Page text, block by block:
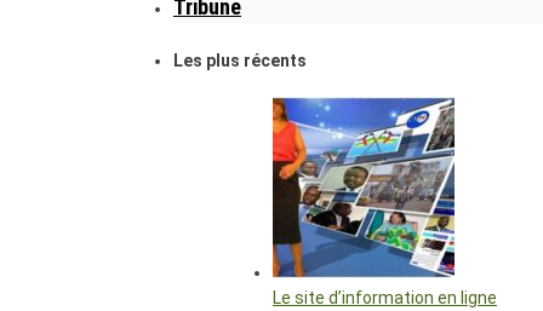
Tribune
Les plus récents
Le site d’information en ligne